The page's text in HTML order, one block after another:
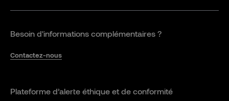
Besoin d'informations complémentaires ?
Contactez-nous
Plateforme d’alerte éthique et de conformité